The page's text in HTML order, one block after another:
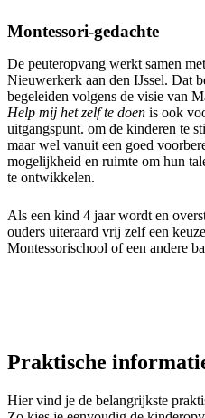
Montessori-gedachte
De peuteropvang werkt samen
Nieuwerkerk aan den IJssel. Dat
begeleiden volgens de visie van
Help mij het zelf te doen is ook
uitgangspunt. om de kinderen te
maar wel vanuit een goed
mogelijkheid en ruimte om hun
te ontwikkelen.
Als een kind 4 jaar wordt en
ouders uiteraard vrij zelf een
Montessorischool of een andere
Praktische
Hier vind je de belangrijkste